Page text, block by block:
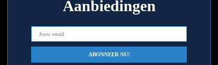
Aanbiedingen